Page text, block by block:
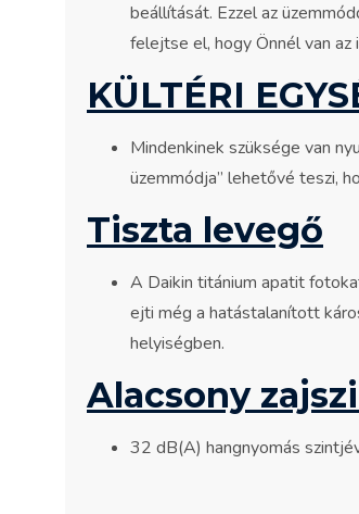
beállítását. Ezzel az
felejtse el, hogy Önnél van az
KÜLTÉRI
Mindenkinek szüksége van
üzemmódja” lehetővé teszi,
Tiszta levegő
A Daikin titánium apatit
ejti még a hatástalanított
helyiségben.
Alacsony
32 dB(A) hangnyomás